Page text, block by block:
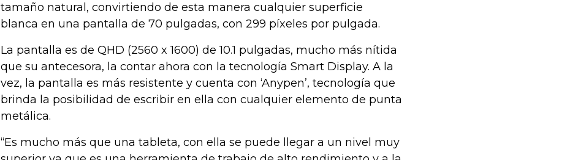
tamaño natural, convirtiendo de esta manera cualquier superficie
blanca en una pantalla de 70 pulgadas, con 299 píxeles por pulgada.
La pantalla es de QHD (2560 x 1600) de 10.1 pulgadas, mucho más nítida
que su antecesora, la contar ahora con la tecnología Smart Display. A la
vez, la pantalla es más resistente y cuenta con ‘Anypen’, tecnología que
brinda la posibilidad de escribir en ella con cualquier elemento de punta
metálica.
“Es mucho más que una tableta, con ella se puede llegar a un nivel muy